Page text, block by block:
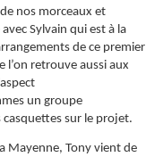
nos morceaux et
Sylvain qui est à la
de ce premier
l’on retrouve aussi aux
un groupe
sur le projet.
Mayenne, Tony vient de